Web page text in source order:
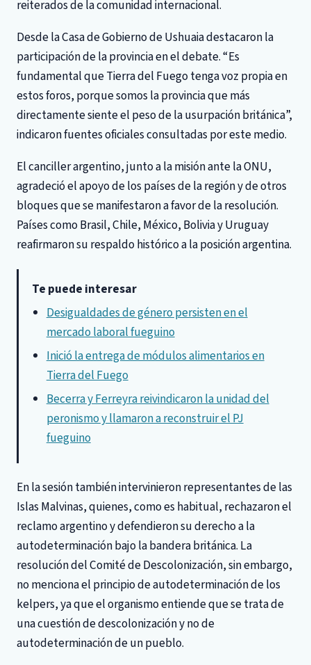
reiterados de la comunidad internacional.
Desde la Casa de Gobierno de Ushuaia destacaron la
participación de la provincia en el debate. “Es
fundamental que Tierra del Fuego tenga voz propia en
estos foros, porque somos la provincia que más
directamente siente el peso de la usurpación británica”,
indicaron fuentes oficiales consultadas por este medio.
El canciller argentino, junto a la misión ante la ONU,
agradeció el apoyo de los países de la región y de otros
bloques que se manifestaron a favor de la resolución.
Países como Brasil, Chile, México, Bolivia y Uruguay
reafirmaron su respaldo histórico a la posición argentina.
Te puede interesar
Desigualdades de género persisten en el
mercado laboral fueguino
Inició la entrega de módulos alimentarios en
Tierra del Fuego
Becerra y Ferreyra reivindicaron la unidad del
peronismo y llamaron a reconstruir el PJ
fueguino
En la sesión también intervinieron representantes de las
Islas Malvinas, quienes, como es habitual, rechazaron el
reclamo argentino y defendieron su derecho a la
autodeterminación bajo la bandera británica. La
resolución del Comité de Descolonización, sin embargo,
no menciona el principio de autodeterminación de los
kelpers, ya que el organismo entiende que se trata de
una cuestión de descolonización y no de
autodeterminación de un pueblo.